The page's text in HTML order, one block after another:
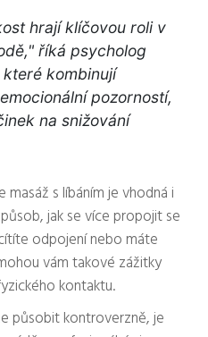
hrají klíčovou roli v
říká psycholog
kombinují
pozorností,
na snižování
s líbáním je vhodná i
jak se více propojit se
odpojení nebo máte
vám takové zážitky
kontaktu.
působit kontroverzně, je